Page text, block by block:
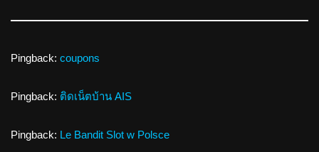
Pingback: coupons
Pingback: ติดเน็ตบ้าน AIS
Pingback: Le Bandit Slot w Polsce